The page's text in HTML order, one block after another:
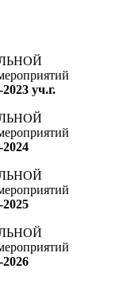
уч.г.
2024
2025
2026